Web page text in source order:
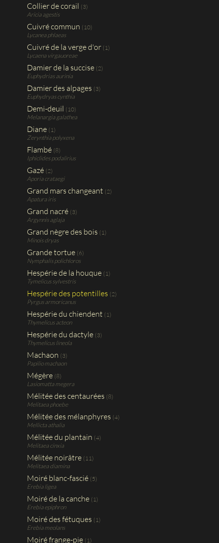
Collier de corail (3)
Aricia agestis
Cuivré commun (10)
Lycanea phlaeas
Cuivré de la verge d'or (1)
Lycaena virgauoreae
Damier de la succise (2)
Euphydrias aurinia
Damier des alpages (3)
Euphydryas cynthia
Demi-deuil (10)
Melanargia galathea
Diane (1)
Zerynthia polyxena
Flambé (8)
Iphiclides podalirius
Gazé (2)
Aporia crataegi
Grand mars changeant (2)
Apatura iris
Grand nacré (3)
Argynnis aglaja
Grand nègre des bois (1)
Minois dryas
Grande tortue (6)
Nymphalis polichloros
Hespérie de la houque (1)
Tymelicus sylvestris
Hespérie des potentilles (2)
Pyrgus armoricanus
Hespérie du chiendent (1)
Thymelicus acteon
Hespérie du dactyle (3)
Thymelicus lineola
Machaon (3)
Papilio machaon
Mégère (8)
Lasiomatta megera
Mélitée des centaurées (8)
Melitaea phoebe
Mélitée des mélanphyres (4)
Mellicta athalia
Mélitée du plantain (4)
Melitaea cinxia
Mélitée noirâtre (11)
Melitaea diamina
Moiré blanc-fascié (5)
Erebia ligea
Moiré de la canche (1)
Erebia epiphron
Moiré des fétuques (1)
Erebia meolans
Moiré frange-pie (1)